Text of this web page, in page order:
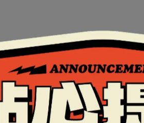
佳。
歐洲ECE安全認證，護眼又安